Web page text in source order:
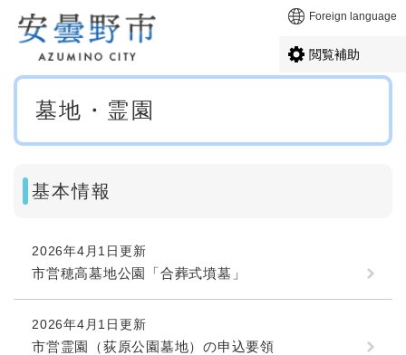
メニューを飛ばして本文へ Foreign language
閲覧補助
本
墓地・霊園
基本情報
2026年4月1日更新
市営穂高墓地公園「合葬式墳墓」
2026年4月1日更新
市営霊園（荻原公園墓地）の申込要領